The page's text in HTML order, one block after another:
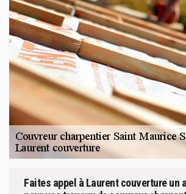
Faites appel à Laurent couverture un